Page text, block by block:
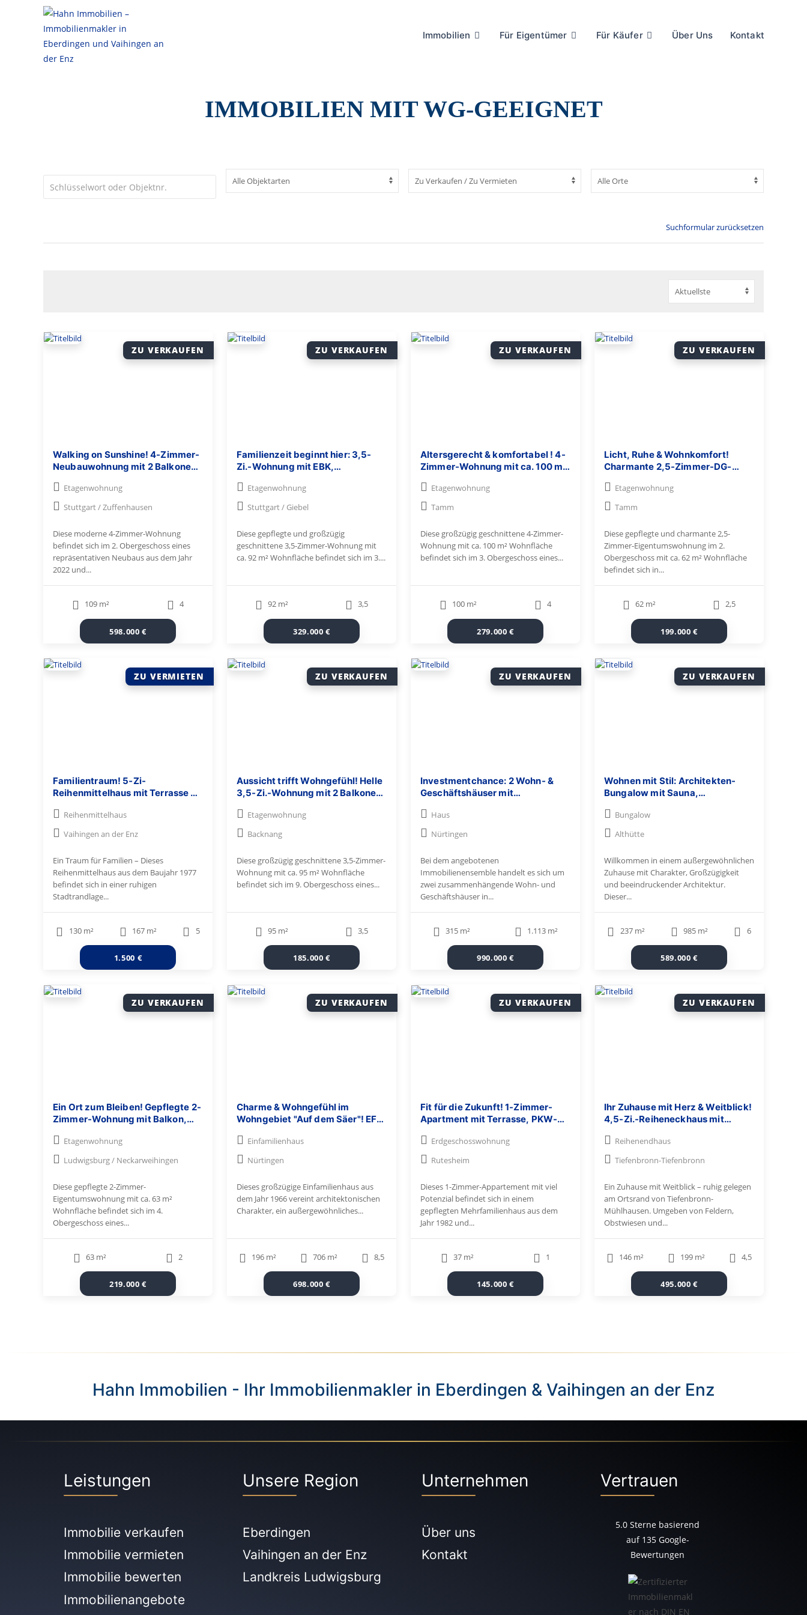
Immobilien Für Eigentümer Für Käufer Über Uns Kontakt
IMMOBILIEN MIT WG-GEEIGNET
Suchformular zurücksetzen
Walking on Sunshine! 4-Zimmer-
Neubauwohnung mit 2 Balkonen,
Etagenwohnung
Stuttgart / Zuffenhausen
Diese moderne 4-Zimmer-Wohnung
befindet sich im 2. Obergeschoss eines
repräsentativen Neubaus aus dem Jahr
2022 und...
109 m² 4
598.000 €
ZU VERKAUFEN
Familienzeit beginnt hier: 3,5-
Zi.-Wohnung mit EBK,
in S-Giebel!
Etagenwohnung
Stuttgart / Giebel
Diese gepflegte und großzügig
geschnittene 3,5-Zimmer-Wohnung mit
ca. 92 m² Wohnfläche befindet sich im 3....
92 m² 3,5
329.000 €
ZU VERKAUFEN
Altersgerecht & komfortabel ! 4-
Zimmer-Wohnung mit ca. 100 m²,
frei!Etagenwohnung
Tamm
Diese großzügig geschnittene 4-Zimmer-
Wohnung mit ca. 100 m² Wohnfläche
befindet sich im 3. Obergeschoss eines...
100 m² 4
279.000 €
ZU VERKAUFEN
Licht, Ruhe & Wohnkomfort!
Charmante 2,5-Zimmer-DG-
und TG-Stellplatz
Etagenwohnung
Tamm
Diese gepflegte und charmante 2,5-
Zimmer-Eigentumswohnung im 2.
Obergeschoss mit ca. 62 m² Wohnfläche
befindet sich in...
62 m² 2,5
199.000 €
ZU VERKAUFEN
Familientraum! 5‑Zi-
Reihenmittelhaus mit Terrasse &
in Vaihingen/Enz
Reihenmittelhaus
Vaihingen an der Enz
Ein Traum für Familien – Dieses
Reihenmittelhaus aus dem Baujahr 1977
befindet sich in einer ruhigen
Stadtrandlage...
130 m² 167 m² 5
1.500 €
ZU VERMIETEN
Aussicht trifft Wohngefühl! Helle
3,5-Zi.-Wohnung mit 2 Balkonen
Etagenwohnung
Backnang
Diese großzügig geschnittene 3,5-Zimmer-
Wohnung mit ca. 95 m² Wohnfläche
befindet sich im 9. Obergeschoss eines...
95 m² 3,5
185.000 €
ZU VERKAUFEN
Investmentchance: 2 Wohn- &
Geschäftshäuser mit
Ensemble in zentraler Lage
Haus
Nürtingen
Bei dem angebotenen
Immobilienensemble handelt es sich um
zwei zusammenhängende Wohn- und
Geschäftshäuser in...
315 m² 1.113 m²
990.000 €
ZU VERKAUFEN
Wohnen mit Stil: Architekten-
Bungalow mit Sauna,
Privatsphäre
Bungalow
Althütte
Willkommen in einem außergewöhnlichen
Zuhause mit Charakter, Großzügigkeit
und beeindruckender Architektur.
Dieser...
237 m² 985 m² 6
589.000 €
ZU VERKAUFEN
Ein Ort zum Bleiben! Gepflegte 2-
Zimmer-Wohnung mit Balkon,
Etagenwohnung
Ludwigsburg / Neckarweihingen
Diese gepflegte 2-Zimmer-
Eigentumswohnung mit ca. 63 m²
Wohnfläche befindet sich im 4.
Obergeschoss eines...
63 m² 2
219.000 €
ZU VERKAUFEN
Charme & Wohngefühl im
Wohngebiet "Auf dem Säer"! EFH
Doppel-Garage
Einfamilienhaus
Nürtingen
Dieses großzügige Einfamilienhaus aus
dem Jahr 1966 vereint architektonischen
Charakter, ein außergewöhnliches...
196 m² 706 m² 8,5
698.000 €
ZU VERKAUFEN
Fit für die Zukunft! 1-Zimmer-
Apartment mit Terrasse, PKW-
Kapitalanleger
Erdgeschosswohnung
Rutesheim
Dieses 1-Zimmer-Appartement mit viel
Potenzial befindet sich in einem
gepflegten Mehrfamilienhaus aus dem
Jahr 1982 und...
37 m² 1
145.000 €
ZU VERKAUFEN
Ihr Zuhause mit Herz & Weitblick!
4,5-Zi.-Reiheneckhaus mit
& Garage
Reihenendhaus
Tiefenbronn-Tiefenbronn
Ein Zuhause mit Weitblick – ruhig gelegen
am Ortsrand von Tiefenbronn-
Mühlhausen. Umgeben von Feldern,
Obstwiesen und...
146 m² 199 m² 4,5
495.000 €
ZU VERKAUFEN
Hahn Immobilien - Ihr Immobilienmakler in Eberdingen & Vaihingen an der Enz
Leistungen
Immobilie verkaufen
Immobilie vermieten
Immobilie bewerten
Immobilienangebote
Unsere Region
Eberdingen
Vaihingen an der Enz
Landkreis Ludwigsburg
Unternehmen
Über uns
Kontakt
Vertrauen
5.0 Sterne basierend
auf 135 Google-
Bewertungen